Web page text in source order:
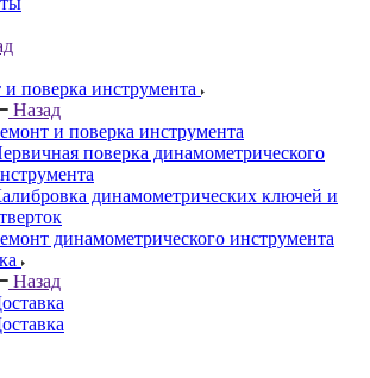
поверка инструмента
Назад
и поверка инструмента
поверка динамометрического
динамометрических ключей и
динамометрического инструмента
Назад